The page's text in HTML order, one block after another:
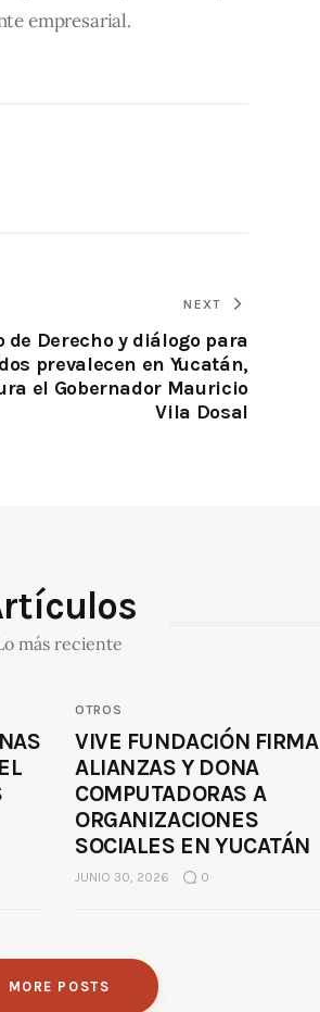
empresarial.
NEXT
de Derecho y diálogo para
prevalecen en Yucatán,
el Gobernador Mauricio
Vila Dosal
más reciente
OTROS
VIVE FUNDACIÓN FIRMA
ALIANZAS Y DONA
COMPUTADORAS A
ORGANIZACIONES
SOCIALES EN YUCATÁN
JUNIO 30, 2026 0
MORE POSTS